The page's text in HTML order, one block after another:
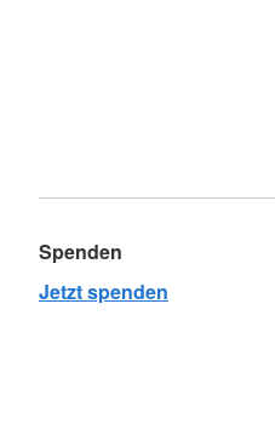
Spenden
Jetzt spenden